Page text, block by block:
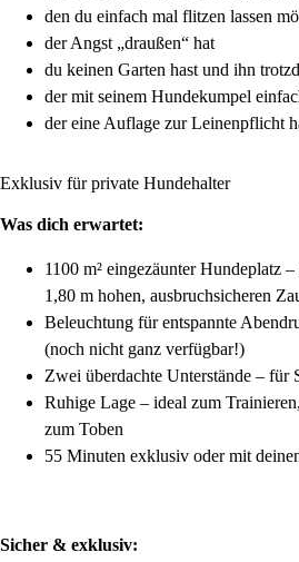
den du einfach mal flitzen lassen
der Angst „draußen“ hat
du keinen Garten hast und ihn
der mit seinem Hundekumpel
der eine Auflage zur Leinenpflicht
Exklusiv für private Hundehalter
Was dich erwartet:
1100 m² eingezäunter Hundeplatz
1,80 m hohen, ausbruchsicheren
Beleuchtung für entspannte
(noch nicht ganz verfügbar!)
Zwei überdachte Unterstände – für
Ruhige Lage – ideal zum
zum Toben
55 Minuten exklusiv oder mit
Sicher & exklusiv: